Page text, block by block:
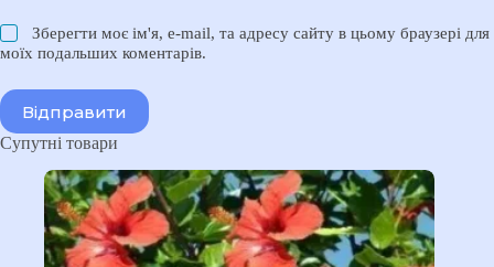
Зберегти моє ім'я, e-mail, та адресу сайту в цьому браузері для
моїх подальших коментарів.
Відправити
Супутні товари